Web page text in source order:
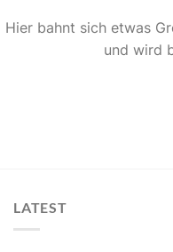
Hier bahnt sich etwas
und wird
LATEST